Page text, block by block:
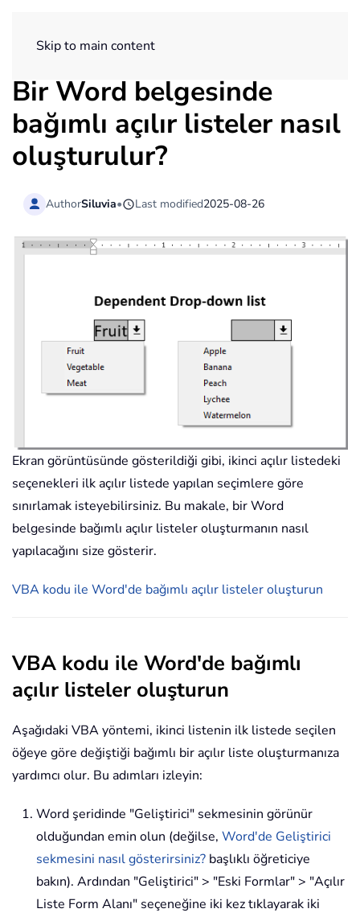
Skip to main content
Bir Word belgesinde
bağımlı açılır listeler nasıl
oluşturulur?
AuthorSiluvia• Last modified2025-08-26
Ekran görüntüsünde gösterildiği gibi, ikinci açılır listedeki
seçenekleri ilk açılır listede yapılan seçimlere göre
sınırlamak isteyebilirsiniz. Bu makale, bir Word
belgesinde bağımlı açılır listeler oluşturmanın nasıl
yapılacağını size gösterir.
VBA kodu ile Word'de bağımlı açılır listeler oluşturun
VBA kodu ile Word'de bağımlı
açılır listeler oluşturun
Aşağıdaki VBA yöntemi, ikinci listenin ilk listede seçilen
öğeye göre değiştiği bağımlı bir açılır liste oluşturmanıza
yardımcı olur. Bu adımları izleyin:
Word şeridinde "Geliştirici" sekmesinin görünür
olduğundan emin olun (değilse, Word'de Geliştirici
sekmesini nasıl gösterirsiniz? başlıklı öğreticiye
bakın). Ardından "Geliştirici" > "Eski Formlar" > "Açılır
Liste Form Alanı" seçeneğine iki kez tıklayarak iki